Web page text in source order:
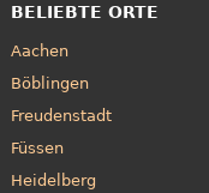
BELIEBTE ORTE
Aachen
Böblingen
Freudenstadt
Füssen
Heidelberg